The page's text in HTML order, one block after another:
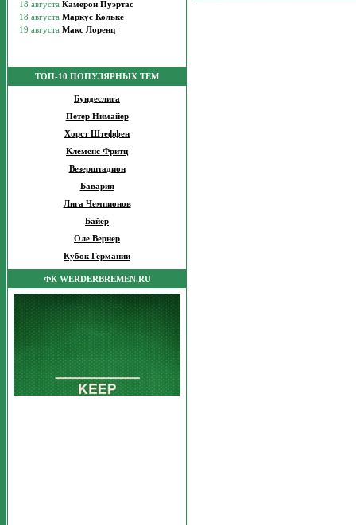
ТОП-10 ПОПУЛЯРНЫХ ТЕМ
Бундеслига
Петер Нимайер
Хорст Штеффен
Клеменс Фритц
Везерштадион
Бавария
Лига Чемпионов
Байер
Оле Вернер
Кубок Германии
ФК WERDERBREMEN.RU